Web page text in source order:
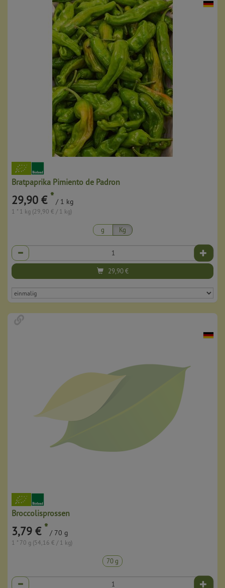
Bratpaprika Pimiento de Padron
29,90 € * / 1 kg
1 * 1 kg (29,90 € / 1 kg)
g Kg
Anzahl
29,90€
Broccolisprossen
3,79 € * / 70 g
1 * 70 g (54,16 € / 1 kg)
70 g
Anzahl